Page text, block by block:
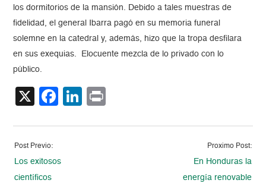
los dormitorios de la mansión. Debido a tales muestras de
fidelidad, el general Ibarra pagó en su memoria funeral
solemne en la catedral y, además, hizo que la tropa desfilara
en sus exequias. Elocuente mezcla de lo privado con lo
público.
X Facebook
LinkedIn
Post Previo:
Los exitosos
científicos
Proximo Post:
En Honduras la
energía renovable